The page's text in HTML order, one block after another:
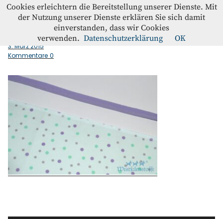
Westfalenstoffe-Blog
Kontakt
InstagramFacebook
Saum_ketteln_versaubern
3. März 2015
Kommentare 0
Cookies erleichtern die Bereitstellung unserer Dienste. Mit
der Nutzung unserer Dienste erklären Sie sich damit
einverstanden, dass wir Cookies
verwenden. Datenschutzerklärung OK